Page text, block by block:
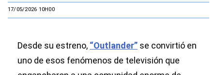
17/05/2026 10H00
Desde su estreno, “Outlander” se convirtió en
uno de esos fenómenos de televisión que